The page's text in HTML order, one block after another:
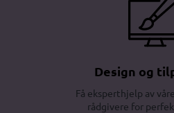
Design og
Få eksperthjelp av
rådgivere for